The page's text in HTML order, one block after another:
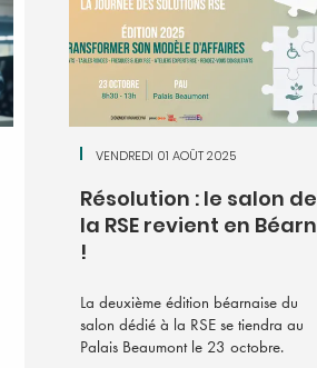
VENDREDI 01 AOÛT 2025
Résolution : le salon de
la RSE revient en Béarn
!
La deuxième édition béarnaise du
salon dédié à la RSE se tiendra au
Palais Beaumont le 23 octobre.